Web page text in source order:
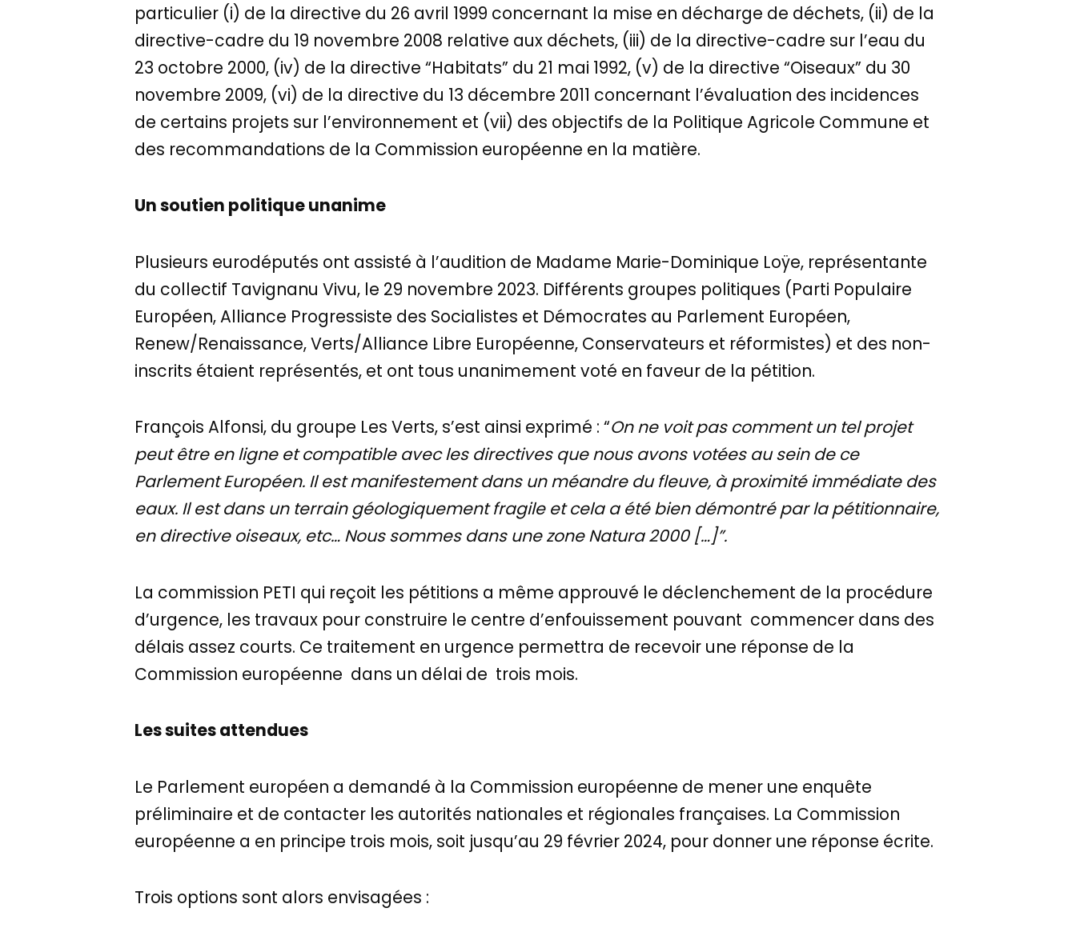
particulier (i) de la directive du 26 avril 1999 concernant la mise en décharge de déchets, (ii) de la
directive-cadre du 19 novembre 2008 relative aux déchets, (iii) de la directive-cadre sur l’eau du
23 octobre 2000, (iv) de la directive “Habitats” du 21 mai 1992, (v) de la directive “Oiseaux” du 30
novembre 2009, (vi) de la directive du 13 décembre 2011 concernant l’évaluation des incidences
de certains projets sur l’environnement et (vii) des objectifs de la Politique Agricole Commune et
des recommandations de la Commission européenne en la matière.
Un soutien politique unanime
Plusieurs eurodéputés ont assisté à l’audition de Madame Marie-Dominique Loÿe, représentante
du collectif Tavignanu Vivu, le 29 novembre 2023. Différents groupes politiques (Parti Populaire
Européen, Alliance Progressiste des Socialistes et Démocrates au Parlement Européen,
Renew/Renaissance, Verts/Alliance Libre Européenne, Conservateurs et réformistes) et des non-
inscrits étaient représentés, et ont tous unanimement voté en faveur de la pétition.
François Alfonsi, du groupe Les Verts, s’est ainsi exprimé : “On ne voit pas comment un tel projet
peut être en ligne et compatible avec les directives que nous avons votées au sein de ce
Parlement Européen. Il est manifestement dans un méandre du fleuve, à proximité immédiate des
eaux. Il est dans un terrain géologiquement fragile et cela a été bien démontré par la pétitionnaire,
en directive oiseaux, etc… Nous sommes dans une zone Natura 2000 […]”.
La commission PETI qui reçoit les pétitions a même approuvé le déclenchement de la procédure
d’urgence, les travaux pour construire le centre d’enfouissement pouvant commencer dans des
délais assez courts. Ce traitement en urgence permettra de recevoir une réponse de la
Commission européenne dans un délai de trois mois.
Les suites attendues
Le Parlement européen a demandé à la Commission européenne de mener une enquête
préliminaire et de contacter les autorités nationales et régionales françaises. La Commission
européenne a en principe trois mois, soit jusqu’au 29 février 2024, pour donner une réponse écrite.
Trois options sont alors envisagées :